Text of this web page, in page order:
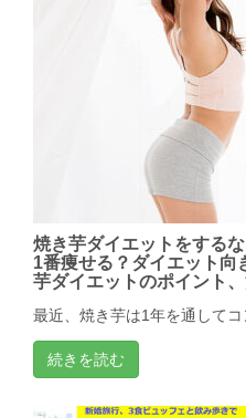
焼き芋ダイエットをする
1番痩せる？ダイエット向
芋ダイエットのポイント
最近、焼き芋は1年を通してコ
続きを読む